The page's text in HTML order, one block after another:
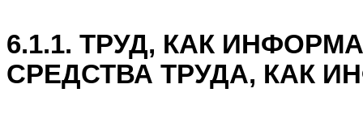
6.1.1. ТРУД, КАК
СРЕДСТВА ТРУДА, КАК